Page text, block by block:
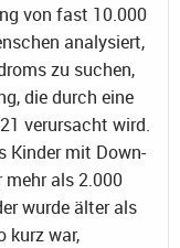
von fast 10.000
analysiert,
zu suchen,
die durch eine
verursacht wird.
Kinder mit Down-
mehr als 2.000
wurde älter als
kurz war,